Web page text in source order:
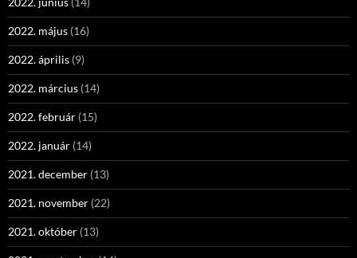
2022. május (16)
2022. április (9)
2022. március (14)
2022. február (15)
2022. január (14)
2021. december (13)
2021. november (22)
2021. október (13)